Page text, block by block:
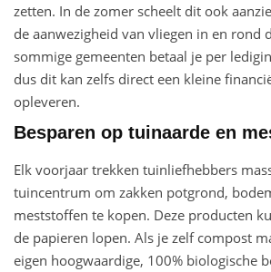
zetten. In de zomer scheelt dit ook
de aanwezigheid van vliegen in en rond
sommige gemeenten betaal je per
dus dit kan zelfs direct een kleine
opleveren.
Besparen op tuinaarde en
Elk voorjaar trekken tuinliefhebbers
tuincentrum om zakken potgrond,
meststoffen te kopen. Deze producten
de papieren lopen. Als je zelf compost
eigen hoogwaardige, 100% biologische